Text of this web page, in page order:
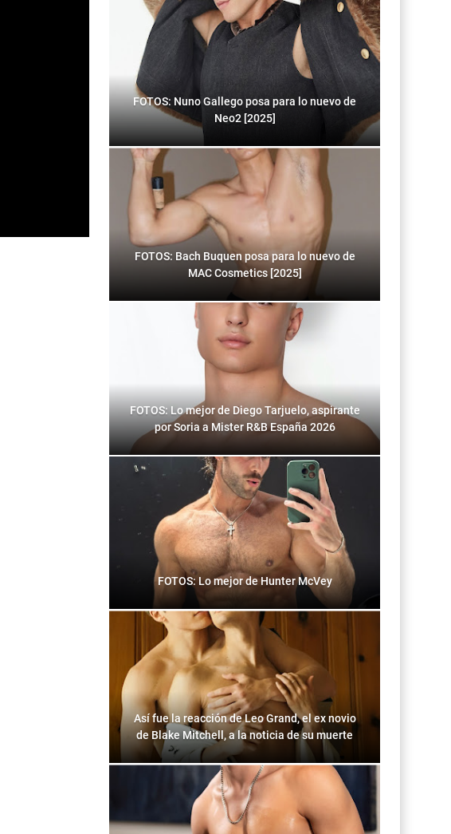
FOTOS: Nuno Gallego posa para lo nuevo de
Neo2 [2025]
FOTOS: Bach Buquen posa para lo nuevo de
MAC Cosmetics [2025]
FOTOS: Lo mejor de Diego Tarjuelo, aspirante
por Soria a Mister R&B España 2026
FOTOS: Lo mejor de Hunter McVey
Así fue la reacción de Leo Grand, el ex novio
de Blake Mitchell, a la noticia de su muerte